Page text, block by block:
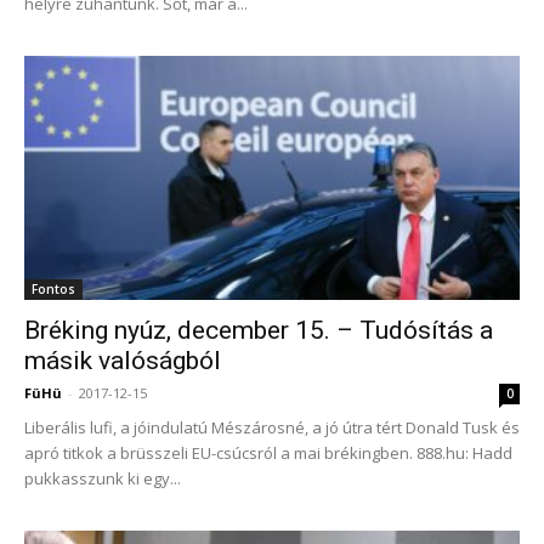
Fontos
Bréking nyúz, december 15. – Tudósítás a
másik valóságból
FüHü - 2017-12-15 0
Liberális lufi, a jóindulatú Mészárosné, a jó útra tért Donald Tusk és
apró titkok a brüsszeli EU-csúcsról a mai brékingben. 888.hu: Hadd
pukkasszunk ki egy...